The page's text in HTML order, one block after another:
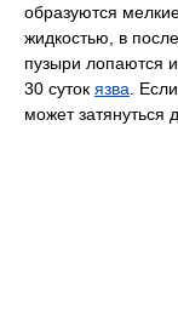
образуются
жидкостью, в
пузыри лопаются
30 суток язва .
может затянуться